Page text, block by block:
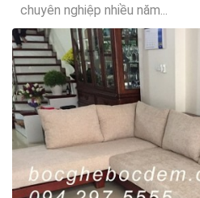
chuyên nghiệp nhiều năm...